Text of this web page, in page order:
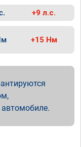
+9 л.с.
+15 Нм